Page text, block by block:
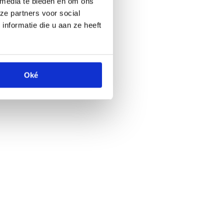
partners voor social
die u aan ze heeft
Oké